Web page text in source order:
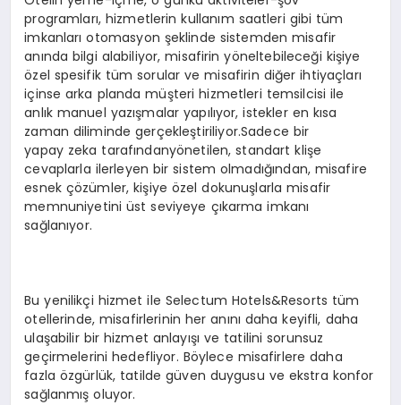
programları, hizmetlerin kullanım saatleri gibi tüm
imkanları otomasyon şeklinde sistemden misafir
anında bilgi alabiliyor, misafirin yöneltebileceği kişiye
özel spesifik tüm sorular ve misafirin diğer ihtiyaçları
içinse arka planda müşteri hizmetleri temsilcisi ile
anlık manuel yazışmalar yapılıyor, istekler en kısa
zaman diliminde gerçekleştiriliyor.Sadece bir
yapay zeka tarafındanyönetilen, standart klişe
cevaplarla ilerleyen bir sistem olmadığından, misafire
esnek çözümler, kişiye özel dokunuşlarla misafir
memnuniyetini üst seviyeye çıkarma imkanı
sağlanıyor.
Bu yenilikçi hizmet ile Selectum Hotels&Resorts tüm
otellerinde, misafirlerinin her anını daha keyifli, daha
ulaşabilir bir hizmet anlayışı ve tatilini sorunsuz
geçirmelerini hedefliyor. Böylece misafirlere daha
fazla özgürlük, tatilde güven duygusu ve ekstra konfor
sağlanmış oluyor.